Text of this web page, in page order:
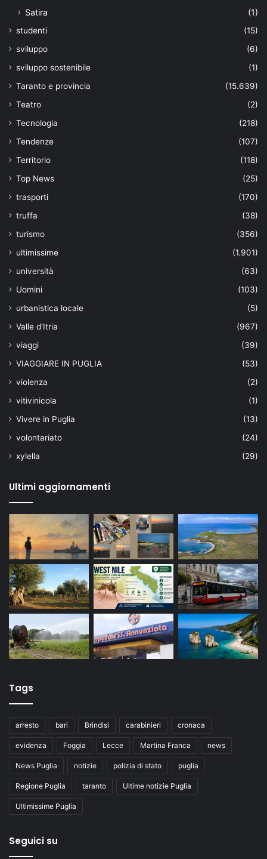
Satira (1)
studenti
(15)
sviluppo
(6)
sviluppo sostenibile
(1)
Taranto e provincia
(15.639)
Teatro
(2)
Tecnologia
(218)
Tendenze
(107)
Territorio
(118)
Top News
(25)
trasporti
(170)
truffa
(38)
turismo
(356)
ultimissime
(1.901)
università
(63)
Uomini
(103)
urbanistica locale
(5)
Valle d'Itria
(967)
viaggi
(39)
VIAGGIARE IN PUGLIA
(53)
violenza
(2)
vitivinicola
(1)
Vivere in Puglia
(13)
volontariato
(24)
xylella
(29)
Ultimi aggiornamenti
Tags
arresto bari Brindisi carabinieri cronaca
evidenza Foggia Lecce Martina Franca news
News Puglia notizie polizia di stato puglia
Regione Puglia taranto Ultime notizie Puglia
Ultimissime Puglia
Seguici su